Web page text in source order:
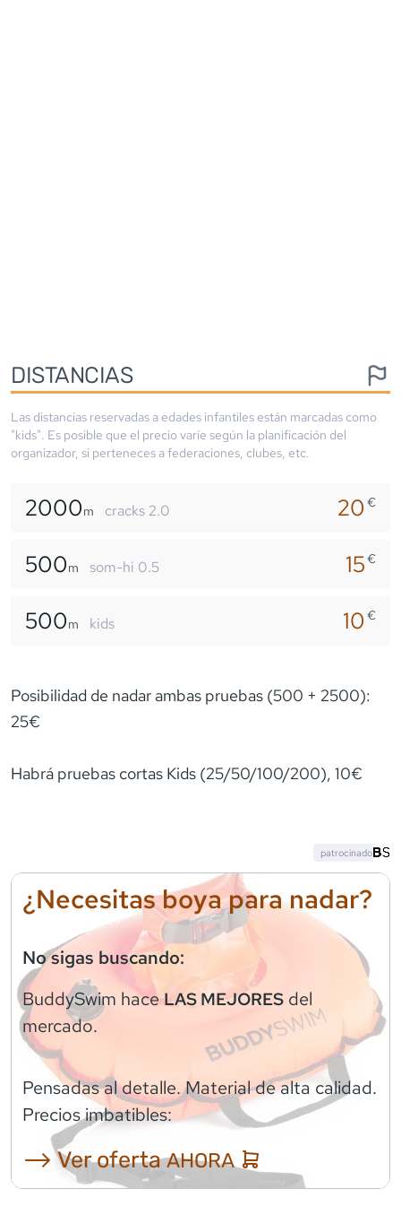
DISTANCIAS
Las distancias reservadas a edades infantiles están marcadas como
"kids". Es posible que el precio varíe según la planificación del
organizador, si perteneces a federaciones, clubes, etc.
2000m cracks 2.0 20€
500m som-hi 0.5 15€
500m kids 10€
Posibilidad de nadar ambas pruebas (500 + 2500):
25€
Habrá pruebas cortas Kids (25/50/100/200), 10€
¿Necesitas boya para nadar?
No sigas buscando:
BuddySwim haceLAS MEJORES del
mercado.
Pensadas al detalle. Material de alta calidad.
Precios imbatibles:
⟶ Ver ofertaAHORA
patrocinado